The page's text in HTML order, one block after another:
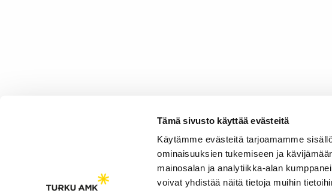
Tämä sivusto käyttää evästeitä
Käytämme evästeitä tarjoamamme
ominaisuuksien tukemiseen ja
mainosalan ja analytiikka-alan
voivat yhdistää näitä tietoja muihin